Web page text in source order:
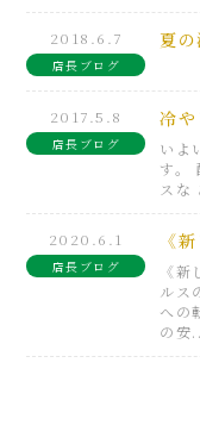
2018.6.7
店長ブログ
夏
2017.5.8
店長ブログ
冷
いよ
す。
スな
2020.6.1
店長ブログ
《
《
ルス
への
の安